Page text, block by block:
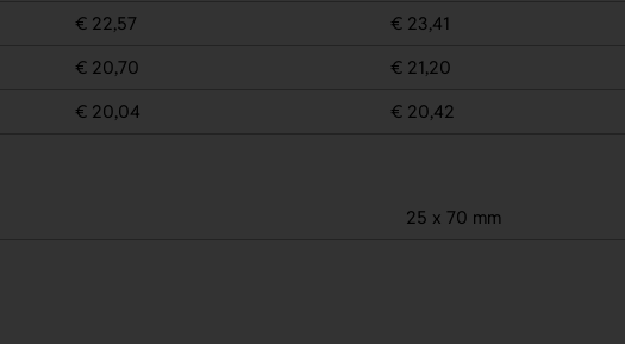
€ 22,57 € 23,41
€ 20,70 € 21,20
€ 20,04 € 20,42
25 x 70 mm